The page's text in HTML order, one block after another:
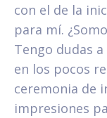
con el de la
para mí.
Tengo dudas
en los pocos
ceremonia de
impresiones